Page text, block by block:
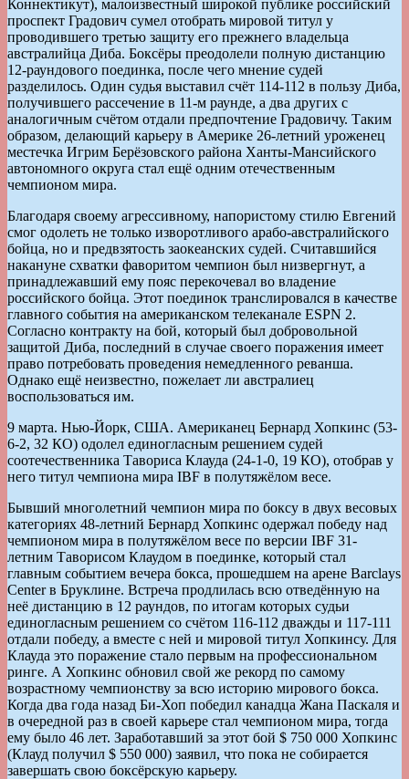
Коннектикут), малоизвестный широкой публике российский
проспект Градович сумел отобрать мировой титул у
проводившего третью защиту его прежнего владельца
австралийца Диба. Боксёры преодолели полную дистанцию
12-раундового поединка, после чего мнение судей
разделилось. Один судья выставил счёт 114-112 в пользу Диба,
получившего рассечение в 11-м раунде, а два других с
аналогичным счётом отдали предпочтение Градовичу. Таким
образом, делающий карьеру в Америке 26-летний уроженец
местечка Игрим Берёзовского района Ханты-Мансийского
автономного округа стал ещё одним отечественным
чемпионом мира.
Благодаря своему агрессивному, напористому стилю Евгений
смог одолеть не только изворотливого арабо-австралийского
бойца, но и предвзятость заокеанских судей. Считавшийся
накануне схватки фаворитом чемпион был низвергнут, а
принадлежавший ему пояс перекочевал во владение
российского бойца. Этот поединок транслировался в качестве
главного события на американском телеканале ESPN 2.
Согласно контракту на бой, который был добровольной
защитой Диба, последний в случае своего поражения имеет
право потребовать проведения немедленного реванша.
Однако ещё неизвестно, пожелает ли австралиец
воспользоваться им.
9 марта. Нью-Йорк, США. Американец Бернард Хопкинс (53-
6-2, 32 КО) одолел единогласным решением судей
соотечественника Тавориса Клауда (24-1-0, 19 КО), отобрав у
него титул чемпиона мира IBF в полутяжёлом весе.
Бывший многолетний чемпион мира по боксу в двух весовых
категориях 48-летний Бернард Хопкинс одержал победу над
чемпионом мира в полутяжёлом весе по версии IBF 31-
летним Таворисом Клаудом в поединке, который стал
главным событием вечера бокса, прошедшем на арене Barclays
Center в Бруклине. Встреча продлилась всю отведённую на
неё дистанцию в 12 раундов, по итогам которых судьи
единогласным решением со счётом 116-112 дважды и 117-111
отдали победу, а вместе с ней и мировой титул Хопкинсу. Для
Клауда это поражение стало первым на профессиональном
ринге. А Хопкинс обновил свой же рекорд по самому
возрастному чемпионству за всю историю мирового бокса.
Когда два года назад Би-Хоп победил канадца Жана Паскаля и
в очередной раз в своей карьере стал чемпионом мира, тогда
ему было 46 лет. Заработавший за этот бой $ 750 000 Хопкинс
(Клауд получил $ 550 000) заявил, что пока не собирается
завершать свою боксёрскую карьеру.